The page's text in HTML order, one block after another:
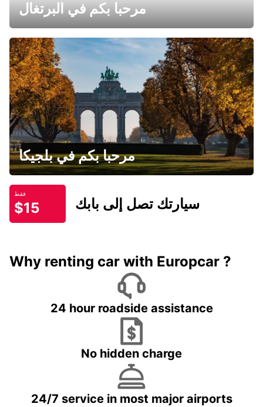
مرحبا بكم في البرتغال
مرحبا بكم في بلجيكا
فقط
$15 سيارتك تصل إلى بابك
Why renting car with Europcar ?
24 hour roadside assistance
No hidden charge
24/7 service in most major airports